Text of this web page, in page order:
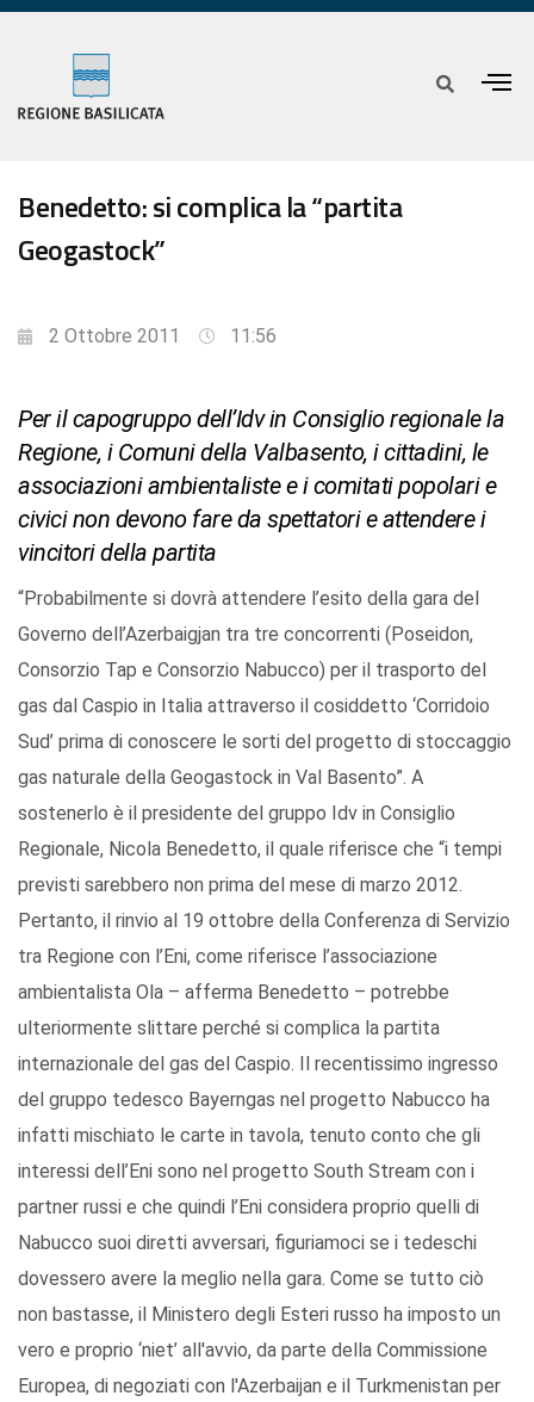
Benedetto: si complica la “partita
Geogastock”
2 Ottobre 2011 11:56
Per il capogruppo dell’Idv in Consiglio regionale la
Regione, i Comuni della Valbasento, i cittadini, le
associazioni ambientaliste e i comitati popolari e
civici non devono fare da spettatori e attendere i
vincitori della partita
“Probabilmente si dovrà attendere l’esito della gara del
Governo dell’Azerbaigjan tra tre concorrenti (Poseidon,
Consorzio Tap e Consorzio Nabucco) per il trasporto del
gas dal Caspio in Italia attraverso il cosiddetto ‘Corridoio
Sud’ prima di conoscere le sorti del progetto di stoccaggio
gas naturale della Geogastock in Val Basento”. A
sostenerlo è il presidente del gruppo Idv in Consiglio
Regionale, Nicola Benedetto, il quale riferisce che “i tempi
previsti sarebbero non prima del mese di marzo 2012.
Pertanto, il rinvio al 19 ottobre della Conferenza di Servizio
tra Regione con l’Eni, come riferisce l’associazione
ambientalista Ola – afferma Benedetto – potrebbe
ulteriormente slittare perché si complica la partita
internazionale del gas del Caspio. Il recentissimo ingresso
del gruppo tedesco Bayerngas nel progetto Nabucco ha
infatti mischiato le carte in tavola, tenuto conto che gli
interessi dell’Eni sono nel progetto South Stream con i
partner russi e che quindi l’Eni considera proprio quelli di
Nabucco suoi diretti avversari, figuriamoci se i tedeschi
dovessero avere la meglio nella gara. Come se tutto ciò
non bastasse, il Ministero degli Esteri russo ha imposto un
vero e proprio ‘niet’ all'avvio, da parte della Commissione
Europea, di negoziati con l'Azerbaijan e il Turkmenistan per